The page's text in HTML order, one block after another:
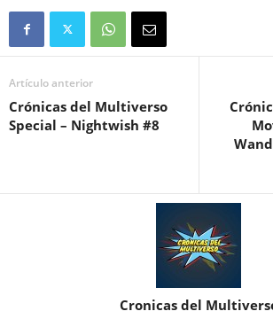
Artículo anterior
Crónicas del Multiverso
Special – Nightwish #8
Cronicas del